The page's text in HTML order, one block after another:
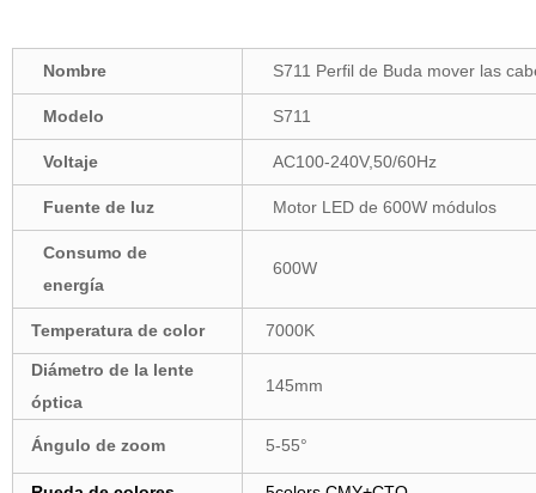
Nombre S711 Perfil de Buda mover las
Modelo S711
Voltaje AC100-240V,50/60Hz
Fuente de luz Motor LED de 600W módulos
Consumo de
energía
600W
Temperatura de color 7000K
Diámetro de la lente
óptica
145mm
Ángulo de zoom 5-55°